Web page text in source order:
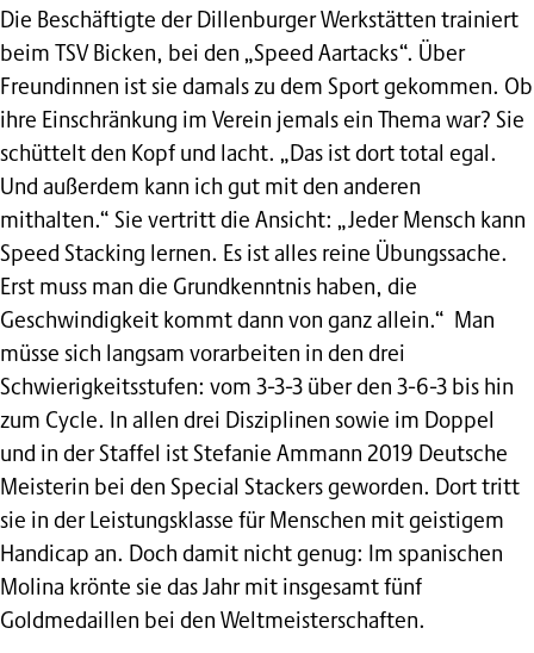
Die Beschäftigte der Dillenburger Werkstätten trainiert
beim TSV Bicken, bei den „Speed Aartacks“. Über
Freundinnen ist sie damals zu dem Sport gekommen. Ob
ihre Einschränkung im Verein jemals ein Thema war? Sie
schüttelt den Kopf und lacht. „Das ist dort total egal.
Und außerdem kann ich gut mit den anderen
mithalten.“ Sie vertritt die Ansicht: „Jeder Mensch kann
Speed Stacking lernen. Es ist alles reine Übungssache.
Erst muss man die Grundkenntnis haben, die
Geschwindigkeit kommt dann von ganz allein.“ Man
müsse sich langsam vorarbeiten in den drei
Schwierigkeitsstufen: vom 3-3-3 über den 3-6-3 bis hin
zum Cycle. In allen drei Disziplinen sowie im Doppel
und in der Staffel ist Stefanie Ammann 2019 Deutsche
Meisterin bei den Special Stackers geworden. Dort tritt
sie in der Leistungsklasse für Menschen mit geistigem
Handicap an. Doch damit nicht genug: Im spanischen
Molina krönte sie das Jahr mit insgesamt fünf
Goldmedaillen bei den Weltmeisterschaften.